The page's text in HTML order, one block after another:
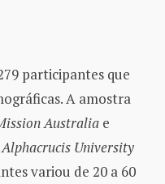
participantes que
A amostra
Australia e
Alphacrucis University
variou de 20 a 60